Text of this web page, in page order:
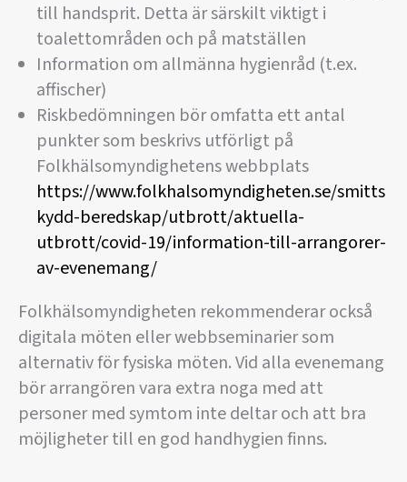
till handsprit. Detta är särskilt viktigt i
toalettområden och på matställen
Information om allmänna hygienråd (t.ex.
affischer)
Riskbedömningen bör omfatta ett antal
punkter som beskrivs utförligt på
Folkhälsomyndighetens webbplats
https://www.folkhalsomyndigheten.se/smitts
kydd-beredskap/utbrott/aktuella-
utbrott/covid-19/information-till-arrangorer-
av-evenemang/
Folkhälsomyndigheten rekommenderar också
digitala möten eller webbseminarier som
alternativ för fysiska möten. Vid alla evenemang
bör arrangören vara extra noga med att
personer med symtom inte deltar och att bra
möjligheter till en god handhygien finns.